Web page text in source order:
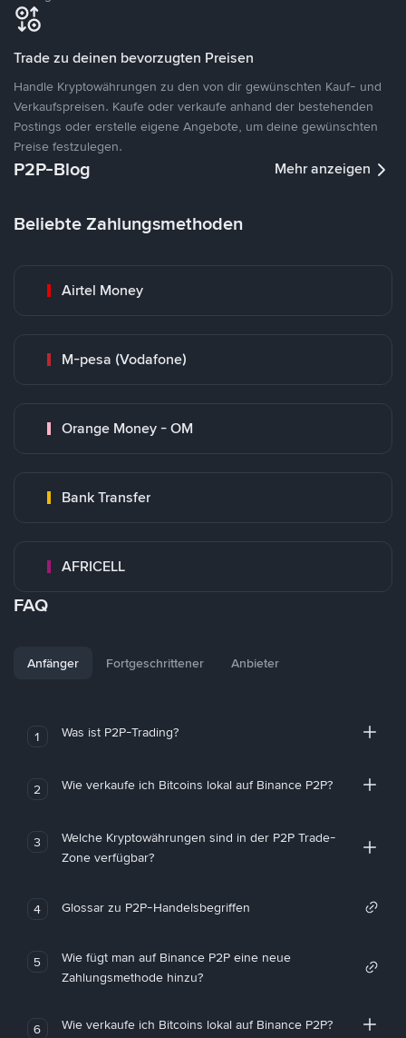
Trade zu deinen bevorzugten Preisen
Handle Kryptowährungen zu den von dir gewünschten Kauf- und
Verkaufspreisen. Kaufe oder verkaufe anhand der bestehenden
Postings oder erstelle eigene Angebote, um deine gewünschten
Preise festzulegen.
P2P-Blog Mehr anzeigen
Beliebte Zahlungsmethoden
Airtel Money
M-pesa (Vodafone)
Orange Money - OM
Bank Transfer
AFRICELL
FAQ
Anfänger Fortgeschrittener Anbieter
1 Was ist P2P-Trading?
2 Wie verkaufe ich Bitcoins lokal auf Binance P2P?
3
Welche Kryptowährungen sind in der P2P Trade-
Zone verfügbar?
4 Glossar zu P2P-Handelsbegriffen
5
Wie fügt man auf Binance P2P eine neue
Zahlungsmethode hinzu?
6 Wie verkaufe ich Bitcoins lokal auf Binance P2P?